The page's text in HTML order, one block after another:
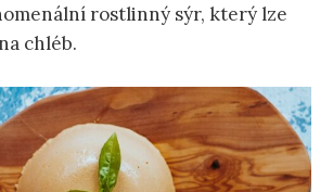
rostlinný sýr, který lze
chléb.